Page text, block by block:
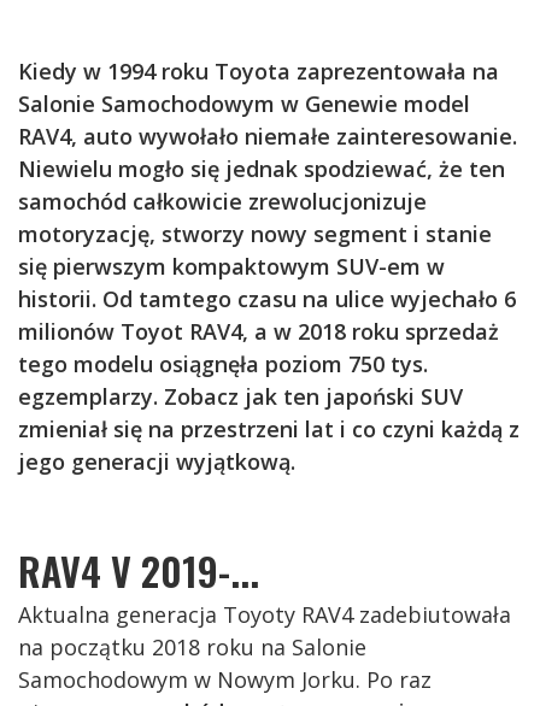
Kiedy w 1994 roku Toyota zaprezentowała na
Salonie Samochodowym w Genewie model
RAV4, auto wywołało niemałe zainteresowanie.
Niewielu mogło się jednak spodziewać, że ten
samochód całkowicie zrewolucjonizuje
motoryzację, stworzy nowy segment i stanie
się pierwszym kompaktowym SUV-em w
historii. Od tamtego czasu na ulice wyjechało 6
milionów Toyot RAV4, a w 2018 roku sprzedaż
tego modelu osiągnęła poziom 750 tys.
egzemplarzy. Zobacz jak ten japoński SUV
zmieniał się na przestrzeni lat i co czyni każdą z
jego generacji wyjątkową.
RAV4 V 2019-...
Aktualna generacja Toyoty RAV4 zadebiutowała
na początku 2018 roku na Salonie
Samochodowym w Nowym Jorku. Po raz